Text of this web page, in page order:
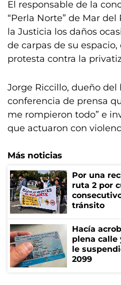
El responsable de la
“Perla Norte” de Mar
la Justicia los daños
de carpas de su
protesta contra la
Jorge Riccillo, dueño del
conferencia de prensa
me rompieron todo” e
que actuaron con
Más noticias
Por una
ruta 2 por
tránsito
Hacía
plena calle
le
2099